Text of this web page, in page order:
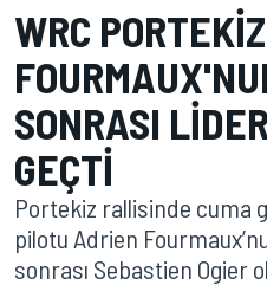
WRC
SONRASI
GEÇTI
Portekiz rallisinde cuma
pilotu Adrien
sonrası Sebastien Ogier